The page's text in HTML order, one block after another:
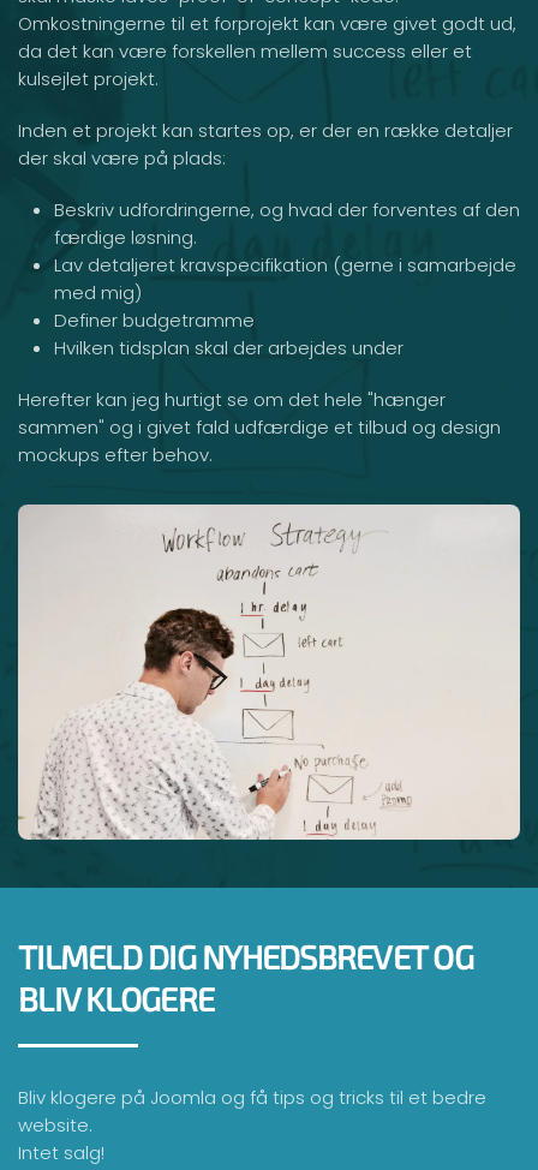
Omkostningerne til et forprojekt kan være givet godt ud,
da det kan være forskellen mellem success eller et
kulsejlet projekt.
Inden et projekt kan startes op, er der en række detaljer
der skal være på plads:
Beskriv udfordringerne, og hvad der forventes af den
færdige løsning.
Lav detaljeret kravspecifikation (gerne i samarbejde
med mig)
Definer budgetramme
Hvilken tidsplan skal der arbejdes under
Herefter kan jeg hurtigt se om det hele "hænger
sammen" og i givet fald udfærdige et tilbud og design
mockups efter behov.
TILMELD DIG NYHEDSBREVET OG
BLIV KLOGERE
Bliv klogere på Joomla og få tips og tricks til et bedre
website.
Intet salg!